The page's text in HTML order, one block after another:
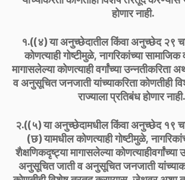
होणार नाही.
१.((४) या अनुच्छेदातील किंवा अनुच्छेद २९
कोणत्याही गोष्टीमुळे, नागरिकांच्या
मागासलेल्या कोणत्याही वर्गांच्या उन्नतीकरिता
व अनुसूचित जनजाती यांच्याकरिता कोणतीही
राज्याला प्रतिबंध होणार
२.((५) या अनुच्छेदामधील किंवा अनुच्छेद १९
(छ) यामधील कोणत्याही गोष्टीमुळे,
शैक्षणिकदृष्ट्या मागासलेल्या
अनुसूचित जाती व अनुसूचित जनजाती